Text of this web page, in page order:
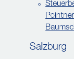
Salzburg